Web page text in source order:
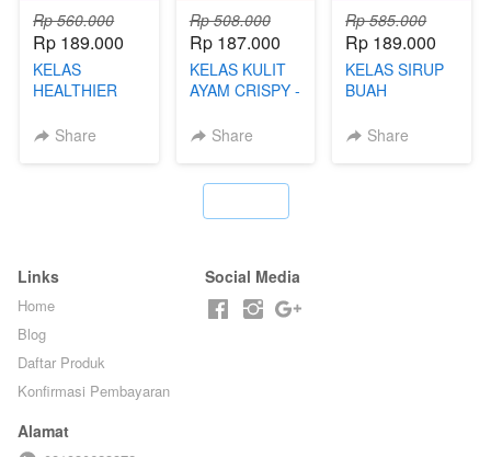
Rp 560.000
Rp 189.000
KELAS
HEALTHIER
BOBA -
Share
Rp 508.000
Rp 187.000
KELAS KULIT
AYAM CRISPY -
T**TOK - BY
Share
Rp 585.000
Rp 189.000
KELAS SIRUP
BUAH
TANPA GULA
Share
Links
Home
Blog
Daftar Produk
Konfirmasi Pembayaran
Social Media
Alamat